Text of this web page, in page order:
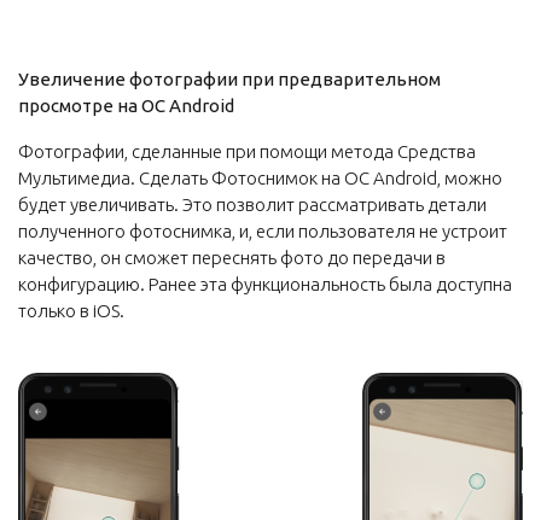
Увеличение фотографии при предварительном
просмотре на ОС Android
Фотографии, сделанные при помощи метода Средства
Мультимедиа. Сделать Фотоснимок на ОС Android, можно
будет увеличивать. Это позволит рассматривать детали
полученного фотоснимка, и, если пользователя не устроит
качество, он сможет переснять фото до передачи в
конфигурацию. Ранее эта функциональность была доступна
только в iOS.